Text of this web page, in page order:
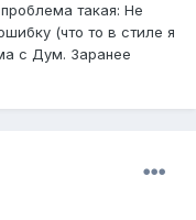
такая: Не
(что то в стиле я
с Дум. Заранее